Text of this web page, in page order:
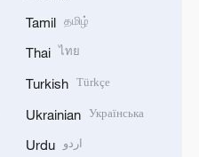
Tamil தமிழ்
Thai ไทย
Turkish Türkçe
Ukrainian Українська
Urdu اردو